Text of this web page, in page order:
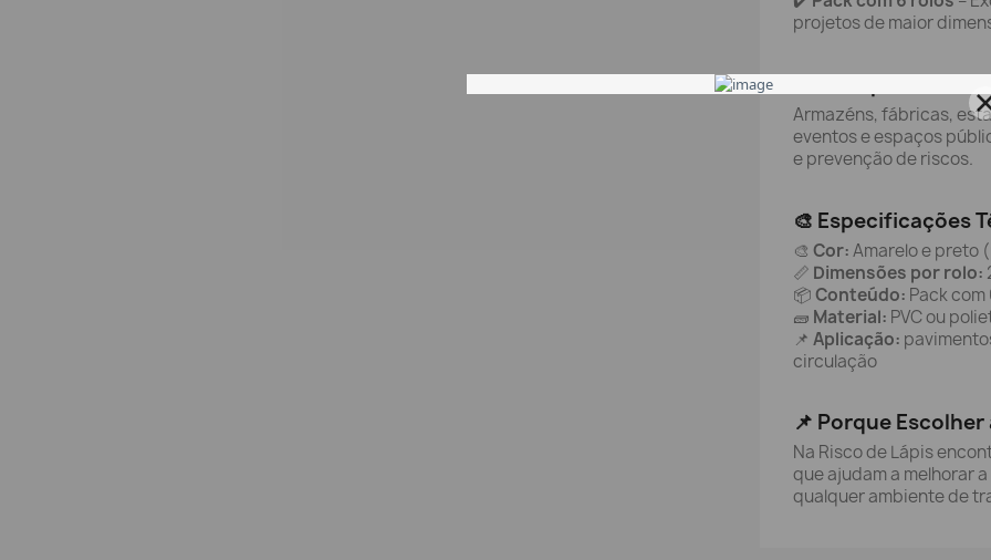
projetos de maior
Armazéns, fábricas,
eventos e espaços
e prevenção de riscos.
🎨 Especificações
🎨 Cor:Amarelo e preto
📏 Dimensões por rolo:
📦Conteúdo: Pack com
🧱 Material: PVC ou
📌 Aplicação:
circulação
📌 Porque
Na Risco de Lápis
que ajudam a melhorar
qualquer ambiente de